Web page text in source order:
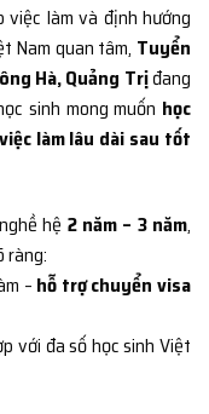
làm và định hướng
Nam quan tâm, Tuyển
Hà, Quảng Trịđang
sinh mong muốn học
làm lâu dài sau tốt
hệ 2 năm – 3 năm,
ràng:
– hỗ trợ chuyển visa
với đa số học sinh Việt